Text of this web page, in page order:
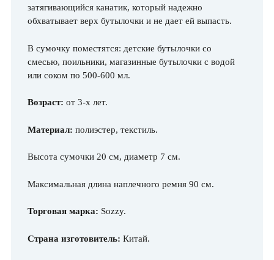
затягивающийся канатик, который надежно
обхватывает верх бутылочки и не дает ей выпасть.
В сумочку поместятся: детские бутылочки со
смесью, поильники, магазинные бутылочки с водой
или соком по 500-600 мл.
Возраст: от 3-х лет.
Материал: полиэстер, текстиль.
Высота сумочки 20 см, диаметр 7 см.
Максимальная длина наплечного ремня 90 см.
Торговая марка: Sozzy.
Страна изготовитель: Китай.